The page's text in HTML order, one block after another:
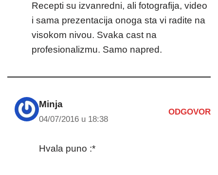
Recepti su izvanredni, ali fotografija, video
i sama prezentacija onoga sta vi radite na
visokom nivou. Svaka cast na
profesionalizmu. Samo napred.
Minja
04/07/2016 u 18:38
ODGOVOR
Hvala puno :*